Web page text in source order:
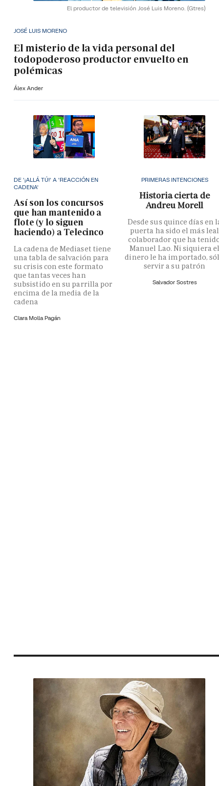
El productor de televisión José Luis Moreno. (Gtres)
JOSÉ LUIS MORENO
El misterio de la vida personal del
todopoderoso productor envuelto en
polémicas
Álex Ander
DE '¡ALLÁ TÚ!' A 'REACCIÓN EN
CADENA'
Así son los concursos
que han mantenido a
flote (y lo siguen
haciendo) a Telecinco
La cadena de Mediaset tiene
una tabla de salvación para
su crisis con este formato
que tantas veces han
subsistido en su parrilla por
encima de la media de la
cadena
Clara Molla Pagán
PRIMERAS INTENCIONES
Historia cierta de
Andreu Morell
Desde sus quince días en
puerta ha sido el más leal
colaborador que ha
Manuel Lao. Ni siquiera
dinero le ha importado,
servir a su patrón
Salvador Sostres